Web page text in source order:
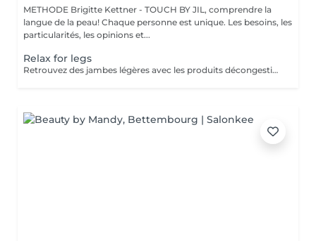
METHODE Brigitte Kettner - TOUCH BY JIL, comprendre la
langue de la peau! Chaque personne est unique. Les besoins, les
particularités, les opinions et...
Relax for legs
Retrouvez des jambes légères avec les produits décongestionnants et rafraichissants